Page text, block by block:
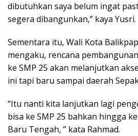
dibutuhkan saya belum ingat
segera dibangunkan,” kaya Yusri.
Sementara itu, Wali Kota
mengaku, rencana
ke SMP 25 akan melanjutkan
ini tapi baru sampai daerah
“Itu nanti kita lanjutkan lagi
bisa ke SMP 25 bahkan hingga
Baru Tengah, ” kata Rahmad.